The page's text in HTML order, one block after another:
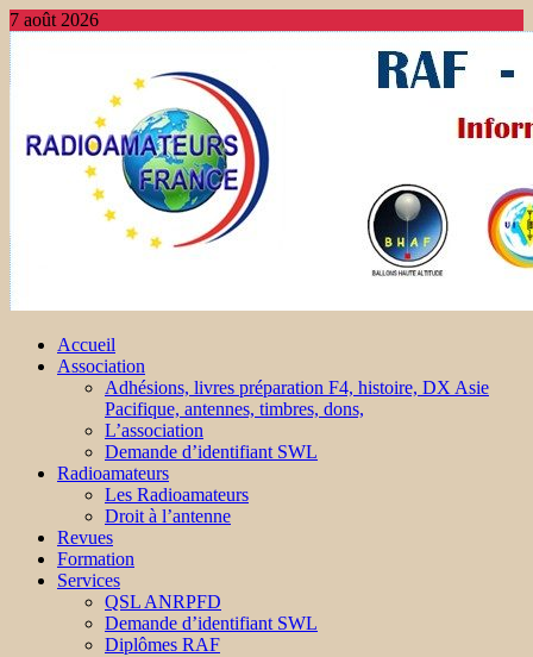
7 août 2026
Accueil
Association
Adhésions, livres préparation F4, histoire, DX Asie
Pacifique, antennes, timbres, dons,
L’association
Demande d’identifiant SWL
Radioamateurs
Les Radioamateurs
Droit à l’antenne
Revues
Formation
Services
QSL ANRPFD
Demande d’identifiant SWL
Diplômes RAF